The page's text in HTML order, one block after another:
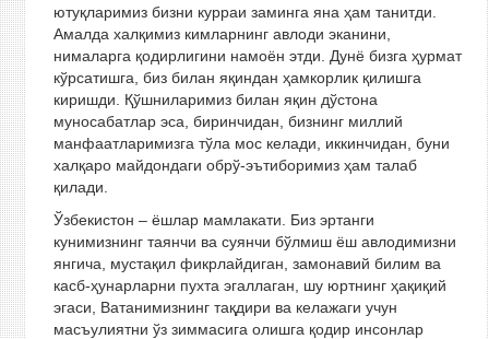
ютуқларимиз бизни курраи заминга яна ҳам танитди.
Амалда халқимиз кимларнинг авлоди эканини,
нималарга қодирлигини намоён этди. Дунё бизга ҳурмат
кўрсатишга, биз билан яқиндан ҳамкорлик қилишга
киришди. Қўшниларимиз билан яқин дўстона
муносабатлар эса, биринчидан, бизнинг миллий
манфаатларимизга тўла мос келади, иккинчидан, буни
халқаро майдондаги обрў-эътиборимиз ҳам талаб
қилади.
Ўзбекистон – ёшлар мамлакати. Биз эртанги
кунимизнинг таянчи ва суянчи бўлмиш ёш авлодимизни
янгича, мустақил фикрлайдиган, замонавий билим ва
касб-ҳунарларни пухта эгаллаган, шу юртнинг ҳақиқий
эгаси, Ватанимизнинг тақдири ва келажаги учун
масъулиятни ўз зиммасига олишга қодир инсонлар